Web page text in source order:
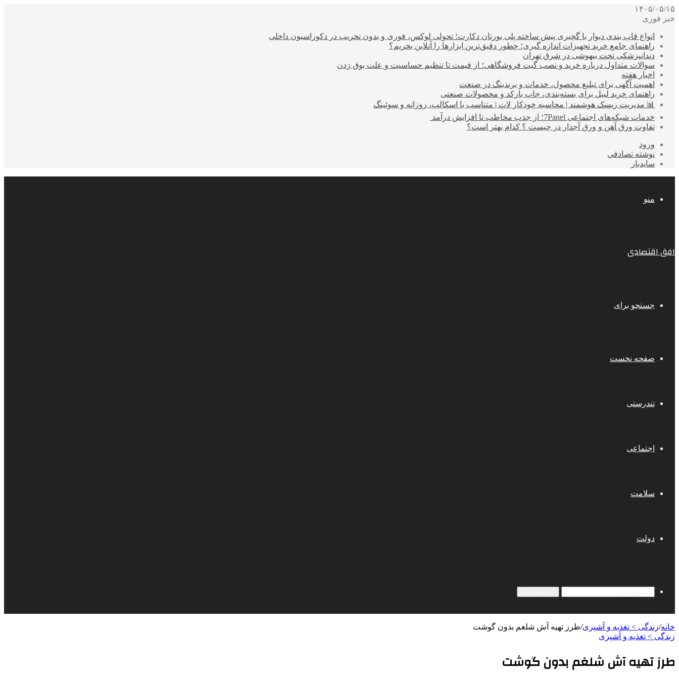
۱۴۰۵/۰۵/۱۵
خبر فوری
انواع قاب بندی دیوار با گچبری پیش ساخته پلی یورتان دکارت؛ تحولی لوکس، فوری و بدون تخریب در دکوراسیون داخلی
راهنمای جامع خرید تجهیزات اندازه گیری؛ چطور دقیق‌ترین ابزارها را آنلاین بخریم؟
دندانپزشکی تحت بیهوشی در شرق تهران
سوالات متداول درباره خرید و نصب گیت فروشگاهی؛ از قیمت تا تنظیم حساسیت و علت بوق زدن
اخبار هفته
اهمیت آگهی برای تبلیغ محصول، خدمات و برندینگ در صنعت
راهنمای خرید لیبل برای بسته‌بندی، چاپ بارکد و محصولات صنعتی
📊 مدیریت ریسک هوشمند | محاسبه خودکار لات | متناسب با اسکالپ، روزانه و سوئینگ
خدمات شبکه‌های اجتماعی 7Panel؛ از جذب مخاطب تا افزایش درآمد
تفاوت ورق آهن و ورق آجدار در چیست ؟ کدام بهتر است؟
ورود
نوشته تصادفی
سایدبار
منو
افق اقتصادی
جستجو برای
صفحه نخست
تندرستی
اجتماعی
سلامت
دولت
خانه/زندگی > تغذیه و آشپزی/طرز تهیه آش شلغم بدون گوشت
زندگی > تغذیه و آشپزی
طرز تهیه آش شلغم بدون گوشت